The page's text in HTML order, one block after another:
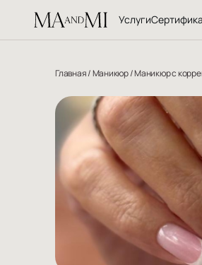
Услуги
Главная/Маникюр/Маникюр с